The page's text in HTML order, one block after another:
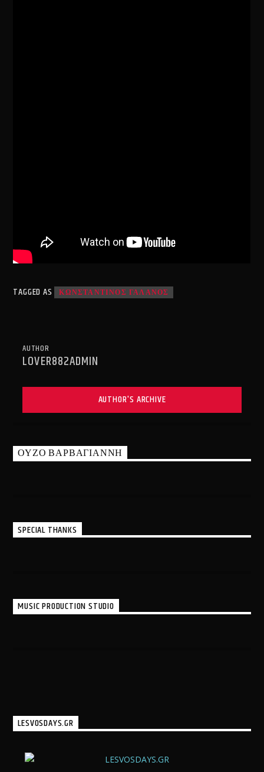
TAGGED AS ΚΩΝΣΤΑΝΤΙΝΟΣ ΓΑΛΑΝΟΣ
AUTHOR
LOVER882ADMIN
AUTHOR'S ARCHIVE
ΟΥΖΟ ΒΑΡΒΑΓΙΑΝΝΗ
SPECIAL THANKS
MUSIC PRODUCTION STUDIO
LESVOSDAYS.GR